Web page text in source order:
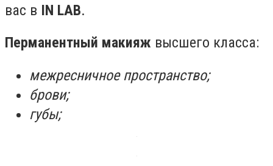
вас в IN LAB.
Перманентный макияж высшего класса:
межресничное пространство;
брови;
губы;